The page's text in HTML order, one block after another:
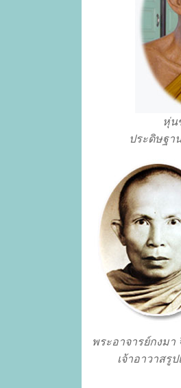
หุ่น
ประดิษฐา
พระอาจารย์กงม
เจ้าอาวาสรู